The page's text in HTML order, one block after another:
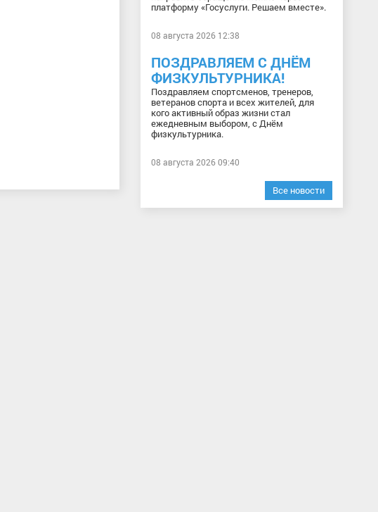
платформу «Госуслуги. Решаем вместе».
08 августа 2026 12:38
ПОЗДРАВЛЯЕМ С ДНЁМ
ФИЗКУЛЬТУРНИКА!
Поздравляем спортсменов, тренеров,
ветеранов спорта и всех жителей, для
кого активный образ жизни стал
ежедневным выбором, с Днём
физкультурника.
08 августа 2026 09:40
Все новости